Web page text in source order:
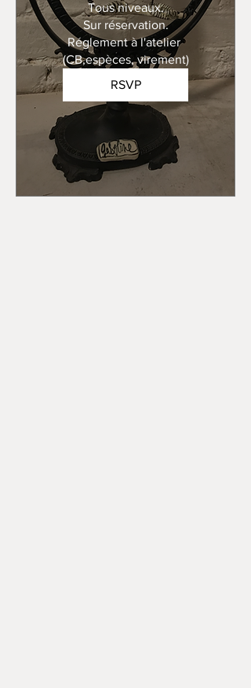
Tous niveaux.
Sur réservation.
Réglement à l'atelier
(CB,espèces, virement)
RSVP